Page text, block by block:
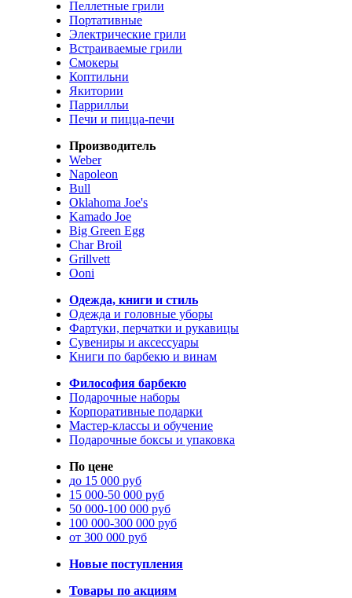
Пеллетные грили
Портативные
Электрические грили
Встраиваемые грили
Смокеры
Коптильни
Якитории
Паррилльи
Печи и пицца-печи
Производитель
Weber
Napoleon
Bull
Oklahoma Joe's
Kamado Joe
Big Green Egg
Char Broil
Grillvett
Ooni
Одежда, книги и стиль
Одежда и головные уборы
Фартуки, перчатки и рукавицы
Сувениры и аксессуары
Книги по барбекю и винам
Философия барбекю
Подарочные наборы
Корпоративные подарки
Мастер-классы и обучение
Подарочные боксы и упаковка
По цене
до 15 000 руб
15 000-50 000 руб
50 000-100 000 руб
100 000-300 000 руб
от 300 000 руб
Новые поступления
Товары по акциям